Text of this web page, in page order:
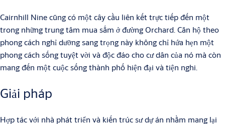
Cairnhill Nine cũng có một cây cầu liên kết trực tiếp đến một
trong những trung tâm mua sắm ở đường Orchard. Căn hộ theo
phong cách nghỉ dưỡng sang trọng này không chỉ hứa hẹn một
phong cách sống tuyệt vời và độc đáo cho cư dân của nó mà còn
mang đến một cuộc sống thành phố hiện đại và tiện nghi.
Giải pháp
Hợp tác với nhà phát triển và kiến trúc sư dự án nhằm mang lại